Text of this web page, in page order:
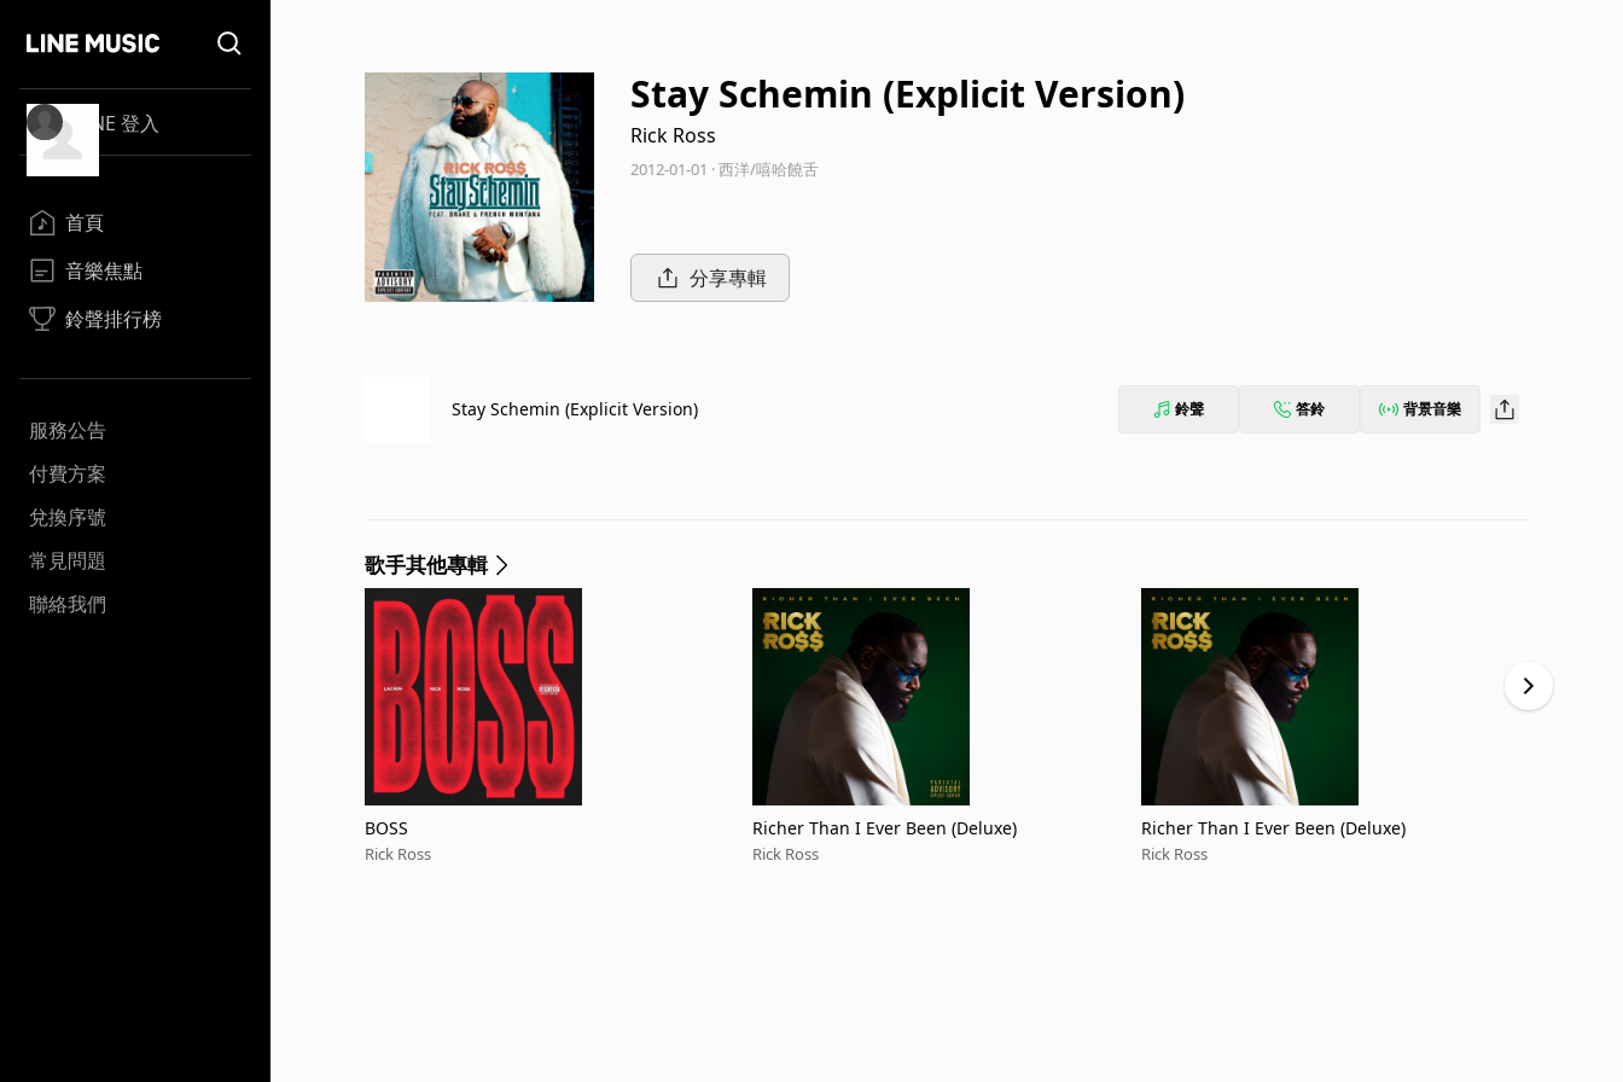
LINE 登入
首頁
音樂焦點
鈴聲排行榜
服務公告
付費方案
兌換序號
常見問題
聯絡我們
Stay Schemin (Explicit Version)
Rick Ross
2012-01-01 · 西洋/嘻哈饒舌
分享專輯
Stay Schemin (Explicit Version) 鈴聲 答鈴 背景音樂
歌手其他專輯
BOSS
Rick Ross
Richer Than I Ever Been (Deluxe)
Rick Ross
Richer Than I Ever Been (Deluxe)
Rick Ross